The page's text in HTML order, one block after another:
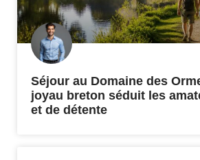
Séjour au Domaine des
joyau breton séduit les
et de détente